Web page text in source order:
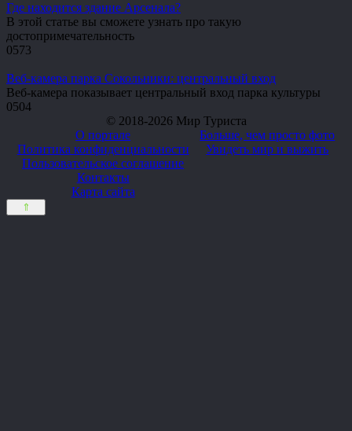
Где находится здание Арсенала?
В этой статье вы сможете узнать про такую
достопримечательность
0573
Веб-камера парка Сокольники: центральный вход
Веб-камера показывает центральный вход парка культуры
0504
© 2018-2026 Мир Туриста
О портале
Политика конфиденциальности
Пользовательское соглашение
Контакты
Карта сайта
Больше, чем просто фото
Увидеть мир и выжить